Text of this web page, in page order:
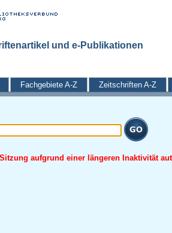
und e-Publikationen
Fachgebiete A-Z Zeitschriften A-Z
aufgrund einer längeren Inaktivität